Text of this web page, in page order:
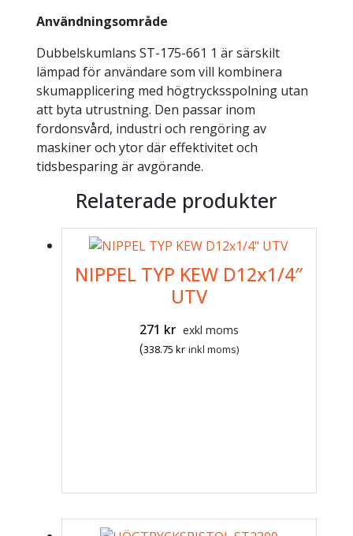
Användningsområde
Dubbelskumlans ST-175-661 1 är särskilt
lämpad för användare som vill kombinera
skumapplicering med högtrycksspolning utan
att byta utrustning. Den passar inom
fordonsvård, industri och rengöring av
maskiner och ytor där effektivitet och
tidsbesparing är avgörande.
Relaterade produkter
NIPPEL TYP KEW D12x1/4″
UTV
271 kr exkl moms
(338.75 kr inkl moms)